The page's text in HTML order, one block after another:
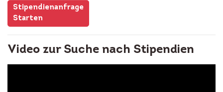
Stipendienanfrage
Starten
Video zur Suche nach Stipendien